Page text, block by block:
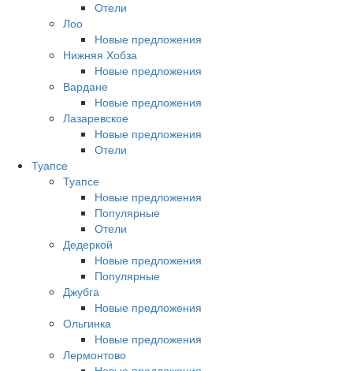
Отели
Лоо
Новые предложения
Нижняя Хобза
Новые предложения
Вардане
Новые предложения
Лазаревское
Новые предложения
Отели
Туапсе
Туапсе
Новые предложения
Популярные
Отели
Дедеркой
Новые предложения
Популярные
Джубга
Новые предложения
Ольгинка
Новые предложения
Лермонтово